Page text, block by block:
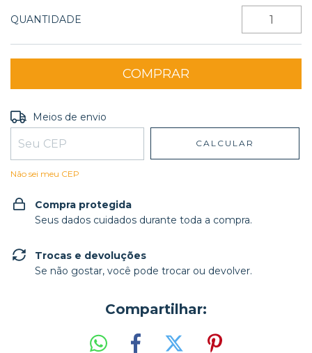
QUANTIDADE
Entregas para o CEP:
Meios de envio
CALCULAR
Não sei meu CEP
Compra protegida
Seus dados cuidados durante toda a compra.
Trocas e devoluções
Se não gostar, você pode trocar ou devolver.
Compartilhar: